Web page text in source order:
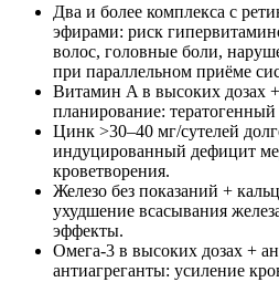
Два и более комплекса с
эфирами: риск
волос, головные боли,
при параллельном приёме
Витамин A в высоких дозах
планирование: тератогенный
Цинк >30–40 мг/сутелей
индуцированный дефицит
кроветворения.
Железо без показаний +
ухудшение всасывания
эффекты.
Омега‑3 в высоких дозах +
антиагреганты: усиление